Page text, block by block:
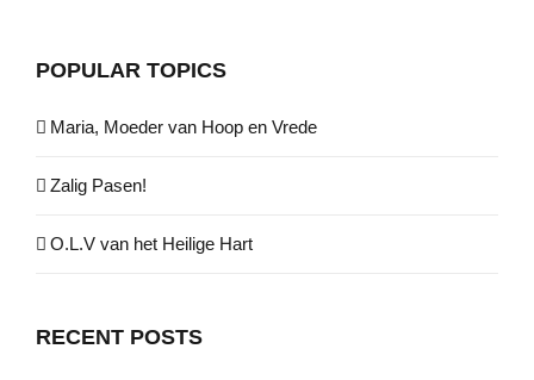
POPULAR TOPICS
Maria, Moeder van Hoop en Vrede
Zalig Pasen!
O.L.V van het Heilige Hart
RECENT POSTS